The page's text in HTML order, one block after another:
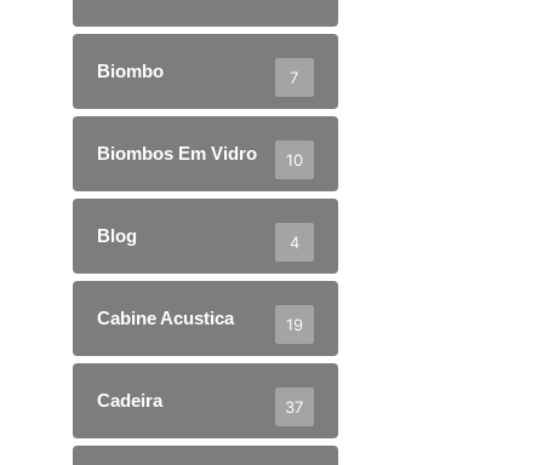
Biombo 7
Biombos Em Vidro 10
Blog 4
Cabine Acustica 19
Cadeira 37